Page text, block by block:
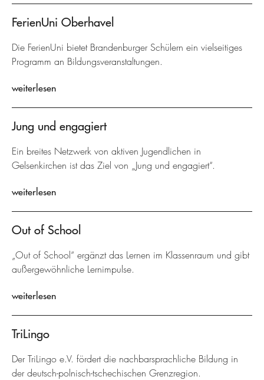
FerienUni Oberhavel
Die FerienUni bietet Brandenburger Schülern ein vielseitiges
Programm an Bildungsveranstaltungen.
weiterlesen
Jung und engagiert
Ein breites Netzwerk von aktiven Jugendlichen in
Gelsenkirchen ist das Ziel von „Jung und engagiert“.
weiterlesen
Out of School
„Out of School“ ergänzt das Lernen im Klassenraum und gibt
außergewöhnliche Lernimpulse.
weiterlesen
TriLingo
Der TriLingo e.V. fördert die nachbarsprachliche Bildung in
der deutsch-polnisch-tschechischen Grenzregion.